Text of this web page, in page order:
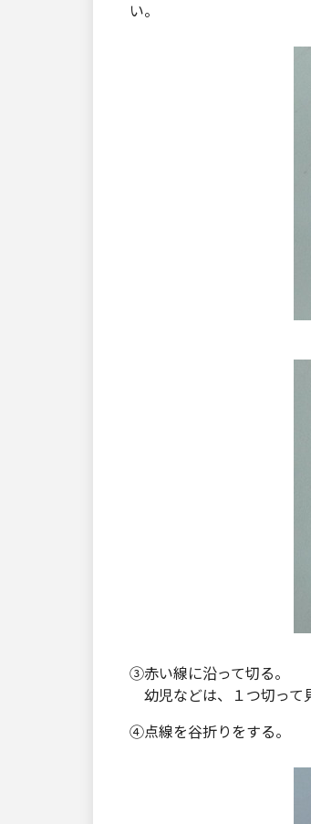
い。
③赤い線に沿って切る。
幼児などは、１つ切って
④点線を谷折りをする。